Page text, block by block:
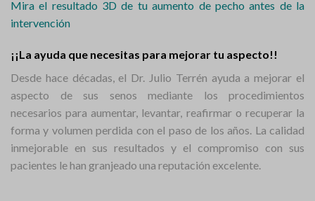
Mira el resultado 3D de tu aumento de pecho antes de la
intervención
¡¡La ayuda que necesitas para mejorar tu aspecto!!
Desde hace décadas, el Dr. Julio Terrén ayuda a mejorar el
aspecto de sus senos mediante los procedimientos
necesarios para aumentar, levantar, reafirmar o recuperar la
forma y volumen perdida con el paso de los años. La calidad
inmejorable en sus resultados y el compromiso con sus
pacientes le han granjeado una reputación excelente.